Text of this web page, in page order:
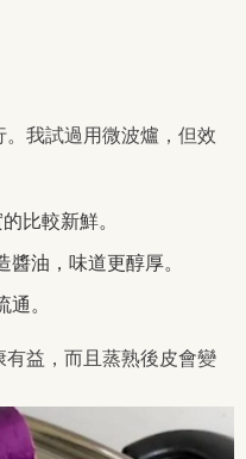
我試過用微波爐，但效
比較新鮮。
油，味道更醇厚。
。
益，而且蒸熟後皮會變